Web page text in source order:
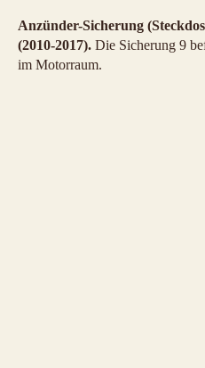
Anzünder-Sicherung
(2010-2017). Die Sicherung 9
im Motorraum.